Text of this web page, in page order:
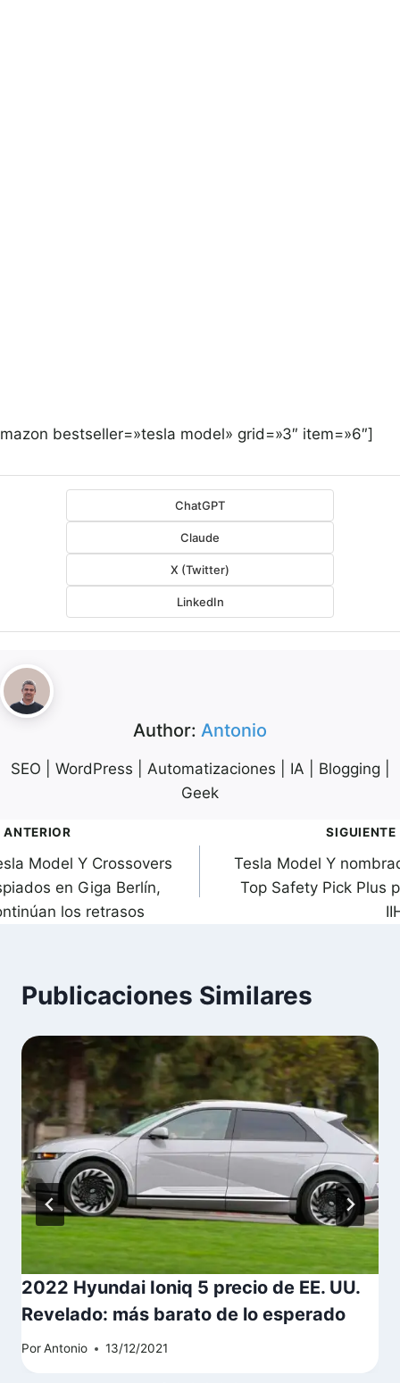
bestseller=»tesla model» grid=»3″ item=»6″]
ChatGPT
Claude
X (Twitter)
LinkedIn
Author: Antonio
SEO | WordPress | Automatizaciones | IA | Blogging |
Geek
ANTERIOR
Model Y Crossovers
en Giga Berlín,
los retrasos
SIGUIENTE
Tesla Model Y
Top Safety Pick Plus
Publicaciones Similares
2022 Hyundai Ioniq 5 precio de EE. UU.
Revelado: más barato de lo esperado
PorAntonio 13/12/2021